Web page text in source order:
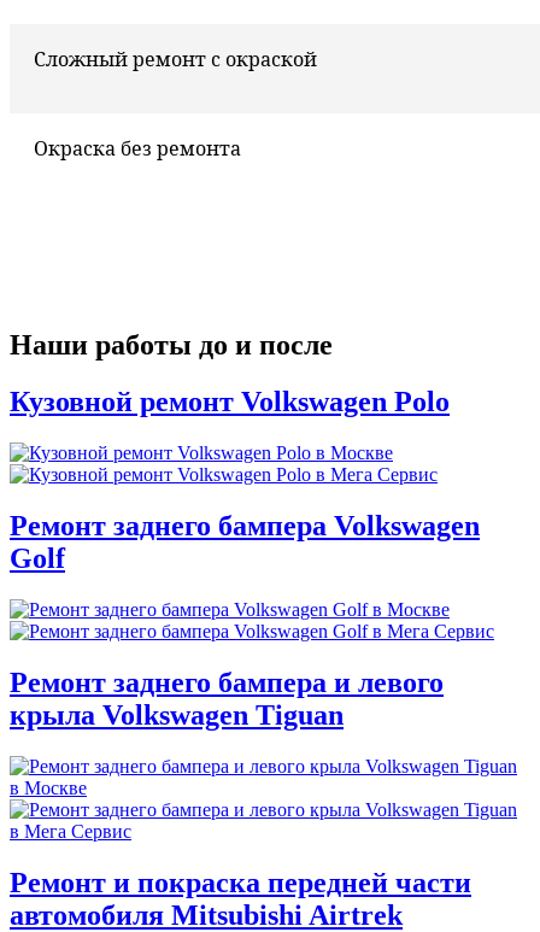
Сложный ремонт с окраской
Окраска без ремонта
Наши работы до и после
Кузовной ремонт Volkswagen Polo
Ремонт заднего бампера Volkswagen
Golf
Ремонт заднего бампера и левого
крыла Volkswagen Tiguan
Ремонт и покраска передней части
автомобиля Mitsubishi Airtrek